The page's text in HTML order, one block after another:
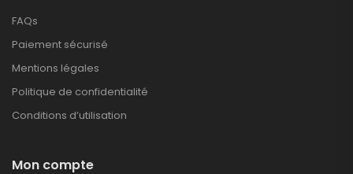
FAQs
Paiement sécurisé
Mentions légales
Politique de confidentialité
Conditions d’utilisation
Mon compte